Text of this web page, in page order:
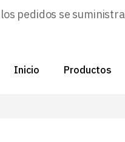
pedidos se
Inicio Productos